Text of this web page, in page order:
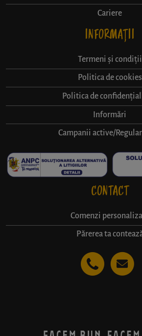
Cariere
INFORMAȚII
Termeni și condiții
Politica de cookies
Politica de
Informări
Campanii active/
CONTACT
Comenzi
Părerea ta